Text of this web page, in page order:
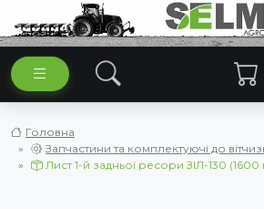
Головна
Запчастини та комплектуючі до
Лист 1-й задньої ресори ЗІЛ-130 (1600